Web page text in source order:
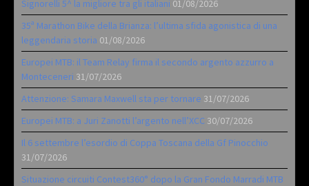
Signorelli 5^ la migliore tra gli italiani 01/08/2026
35ª Marathon Bike della Brianza: l’ultima sfida agonistica di una
leggendaria storia 01/08/2026
Europei MTB: il Team Relay firma il secondo argento azzurro a
Monteceneri 31/07/2026
Attenzione: Samara Maxwell sta per tornare 31/07/2026
Europei MTB: a Juri Zanotti l’argento nell’XCC 30/07/2026
Il 6 settembre l’esordio di Coppa Toscana della Gf Pinocchio
31/07/2026
Situazione circuiti Contest360° dopo la Gran Fondo Marradi MTB